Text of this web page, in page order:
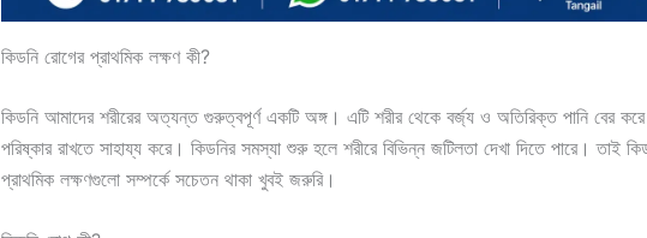
কিডনি রোগের প্রাথমিক লক্ষণ কী?
কিডনি আমাদের শরীরের অত্যন্ত গুরুত্বপূর্ণ একটি অঙ্গ। এটি শরীর থেকে বর্জ্য ও অতিরিক্ত পানি বের
পরিষ্কার রাখতে সাহায্য করে। কিডনির সমস্যা শুরু হলে শরীরে বিভিন্ন জটিলতা দেখা দিতে পারে। তাই
প্রাথমিক লক্ষণগুলো সম্পর্কে সচেতন থাকা খুবই জরুরি।